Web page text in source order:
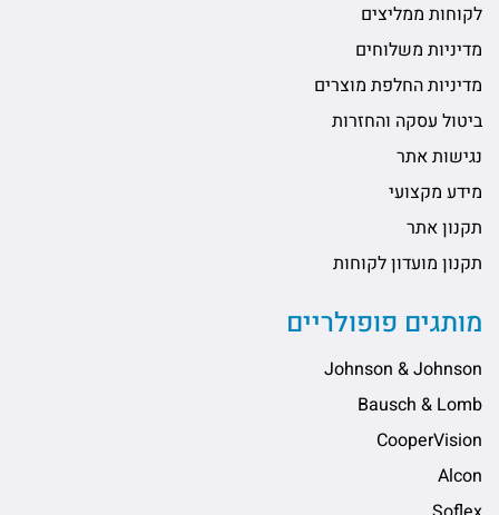
לקוחות ממליצים
מדיניות משלוחים
מדיניות החלפת מוצרים
ביטול עסקה והחזרות
נגישות אתר
מידע מקצועי
תקנון אתר
תקנון מועדון לקוחות
מותגים פופולריים
Johnson & Johnson
Bausch & Lomb
CooperVision
Alcon